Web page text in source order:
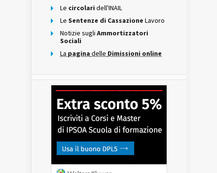
Le circolari dell'INAIL
Le Sentenze di Cassazione Lavoro
Notizie sugli Ammortizzatori
Sociali
La pagina delle Dimissioni online